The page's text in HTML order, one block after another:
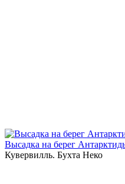
Высадка на берег
Кувервилль. Бухта Неко